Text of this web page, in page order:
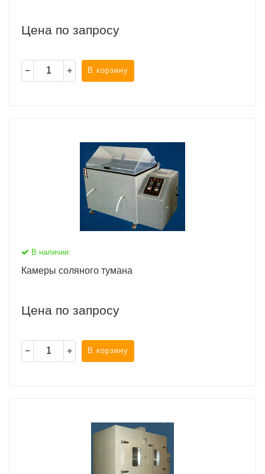
Цена по запросу
В корзину
В наличии
Камеры соляного тумана
Цена по запросу
В корзину